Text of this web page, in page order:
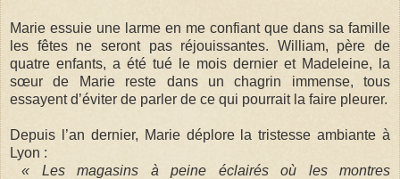
Marie essuie une larme en me confiant que dans sa famille
les fêtes ne seront pas réjouissantes. William, père de
quatre enfants, a été tué le mois dernier et Madeleine, la
sœur de Marie reste dans un chagrin immense, tous
essayent d’éviter de parler de ce qui pourrait la faire pleurer.
Depuis l’an dernier, Marie déplore la tristesse ambiante à
Lyon :
« Les magasins à peine éclairés où les montres